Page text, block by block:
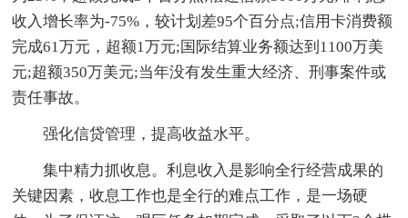
收入增长率为-75%，较计划差95个百分点;信用卡消费额
完成61万元，超额1万元;国际结算业务额达到1100万美
元;超额350万美元;当年没有发生重大经济、刑事案件或
责任事故。
强化信贷管理，提高收益水平。
集中精力抓收息。利息收入是影响全行经营成果的
关键因素，收息工作也是全行的难点工作，是一场硬